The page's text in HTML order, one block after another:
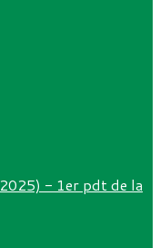
- 1er pdt de la